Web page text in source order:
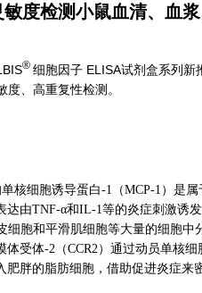
度检测小鼠血清、血
® 细胞因子 ELISA试剂盒系列
、高重复性检测。
核细胞诱导蛋白-1（MCP-1）是
达由TNF-α和IL-1等的炎症刺激诱
胞和平滑肌细胞等大量的细胞中
体受体-2（CCR2）通过动员单核
肥胖的脂肪细胞，借助促进炎症